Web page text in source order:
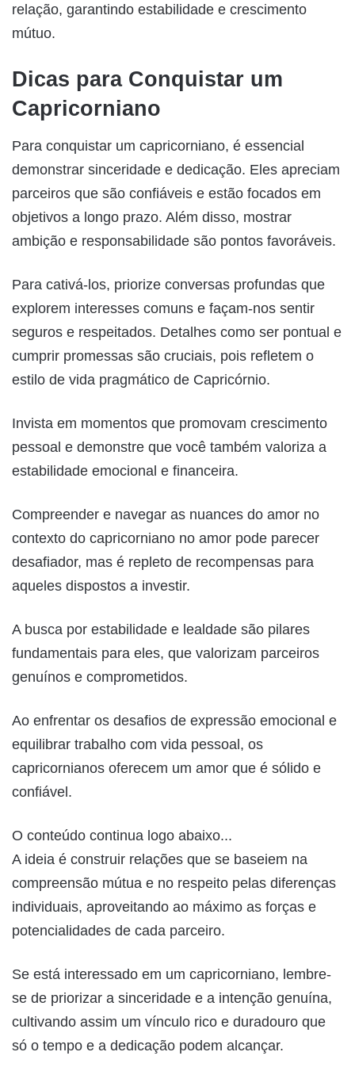
relação, garantindo estabilidade e crescimento
mútuo.
Dicas para Conquistar um
Capricorniano
Para conquistar um capricorniano, é essencial
demonstrar sinceridade e dedicação. Eles apreciam
parceiros que são confiáveis e estão focados em
objetivos a longo prazo. Além disso, mostrar
ambição e responsabilidade são pontos favoráveis.
Para cativá-los, priorize conversas profundas que
explorem interesses comuns e façam-nos sentir
seguros e respeitados. Detalhes como ser pontual e
cumprir promessas são cruciais, pois refletem o
estilo de vida pragmático de Capricórnio.
Invista em momentos que promovam crescimento
pessoal e demonstre que você também valoriza a
estabilidade emocional e financeira.
Compreender e navegar as nuances do amor no
contexto do capricorniano no amor pode parecer
desafiador, mas é repleto de recompensas para
aqueles dispostos a investir.
A busca por estabilidade e lealdade são pilares
fundamentais para eles, que valorizam parceiros
genuínos e comprometidos.
Ao enfrentar os desafios de expressão emocional e
equilibrar trabalho com vida pessoal, os
capricornianos oferecem um amor que é sólido e
confiável.
O conteúdo continua logo abaixo...
A ideia é construir relações que se baseiem na
compreensão mútua e no respeito pelas diferenças
individuais, aproveitando ao máximo as forças e
potencialidades de cada parceiro.
Se está interessado em um capricorniano, lembre-
se de priorizar a sinceridade e a intenção genuína,
cultivando assim um vínculo rico e duradouro que
só o tempo e a dedicação podem alcançar.